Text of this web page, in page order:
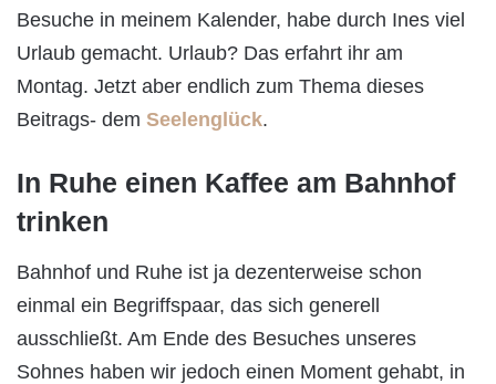
Besuche in meinem Kalender, habe durch Ines viel
Urlaub gemacht. Urlaub? Das erfahrt ihr am
Montag. Jetzt aber endlich zum Thema dieses
Beitrags- dem Seelenglück.
In Ruhe einen Kaffee am Bahnhof
trinken
Bahnhof und Ruhe ist ja dezenterweise schon
einmal ein Begriffspaar, das sich generell
ausschließt. Am Ende des Besuches unseres
Sohnes haben wir jedoch einen Moment gehabt, in